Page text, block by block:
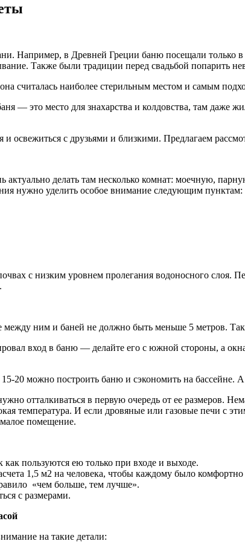
Например, в Древней Греции баню посещали только
Также были традиции перед свадьбой попарить
считалась наиболее стерильным местом и самым
— это место для знахарства и колдовства, там даже
освежиться с друзьями и близкими. Предлагаем
делать там несколько комнат: моечную,
нужно уделить особое внимание следующим пунктам:
с низким уровнем пролегания водоносного слоя.
между ним и баней не должно быть меньше 5 метров.
вход в баню — делайте его с южной стороны, а
20 можно построить баню и сэкономить на бассейне.
отталкиваться в первую очередь от ее размеров.
температура. И если дровяные или газовые печи с
малое помещение.
пользуются ею только при входе и выходе.
1,5 м2 на человека, чтобы каждому было
«чем больше, тем лучше».
с размерами.
на такие детали: